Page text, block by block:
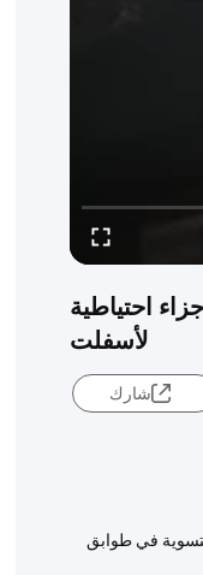
الحالة 36سطح الشريط لأجزاء احتياطية
لأسفلت
شارك
في طوابق